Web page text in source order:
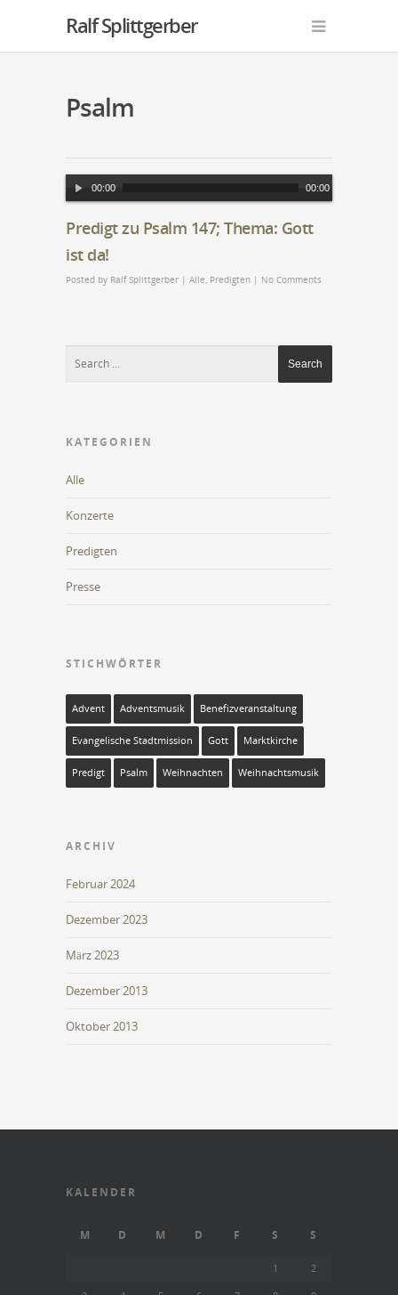
Ralf Splittgerber
Psalm
Audio-
Player
00:00 00:00
Predigt zu Psalm 147; Thema: Gott
ist da!
Posted by Ralf Splittgerber | Alle, Predigten | No Comments
KATEGORIEN
Alle
Konzerte
Predigten
Presse
STICHWÖRTER
Advent Adventsmusik Benefizveranstaltung
Evangelische Stadtmission Gott Marktkirche
Predigt Psalm Weihnachten Weihnachtsmusik
ARCHIV
Februar 2024
Dezember 2023
März 2023
Dezember 2013
Oktober 2013
KALENDER
M D M D F S S
1 2